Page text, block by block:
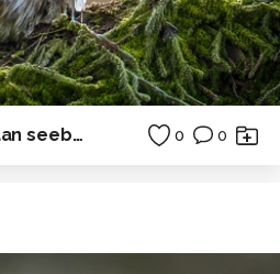
Strand zee boot oceaan seebrucke 0 0